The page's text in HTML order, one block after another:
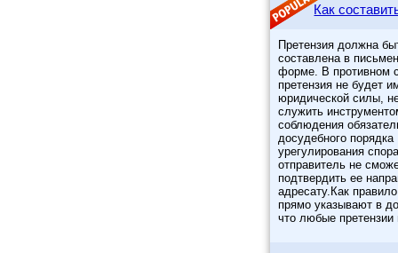
Как
Претензия должна
составлена в
форме. В противном
претензия не будет
юридической силы,
служить
соблюдения
досудебного порядка
урегулирования
отправитель не
подтвердить ее
адресату.Как
прямо указывают в
что любые претензии